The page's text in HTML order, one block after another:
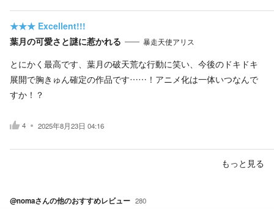
★★★ Excellent!!!
葉月の可愛さと謎に惹かれる
暴走天使アリス
とにかく最高です、葉月の破天荒な行動に笑い、今後のドキドキ
展開で胸きゅん確定の作品です……！アニメ化は一体いつなんで
すか！？
4 2025年8月23日 04:16
もっと見る
@nomaさんの他のおすすめレビュー 280